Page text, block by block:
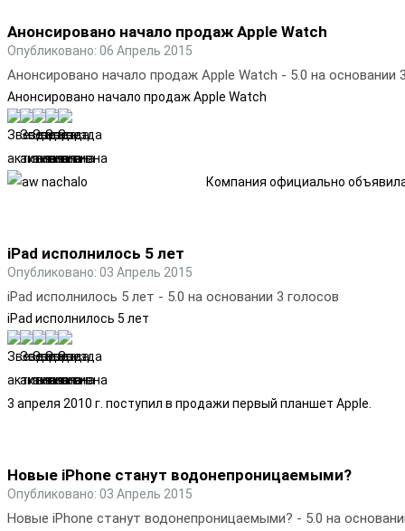
Анонсировано начало продаж Apple Watch
Опубликовано: 06 Апрель 2015
Анонсировано начало продаж Apple Watch - 5.0 на основании
Анонсировано начало продаж Apple Watch
Компания официально
iPad исполнилось 5 лет
Опубликовано: 03 Апрель 2015
iPad исполнилось 5 лет - 5.0 на основании 3 голосов
iPad исполнилось 5 лет
3 апреля 2010 г. поступил в продажи первый планшет Apple.
Новые iPhone станут водонепроницаемыми?
Опубликовано: 03 Апрель 2015
Новые iPhone станут водонепроницаемыми? - 5.0 на